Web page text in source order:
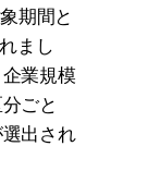
期間と
まし
業規模
ごと
出され